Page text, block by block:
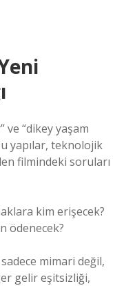
ve “dikey yaşam
yapılar, teknolojik
filmindeki soruları
kim erişecek?
ödenecek?
mimari değil,
gelir eşitsizliği,